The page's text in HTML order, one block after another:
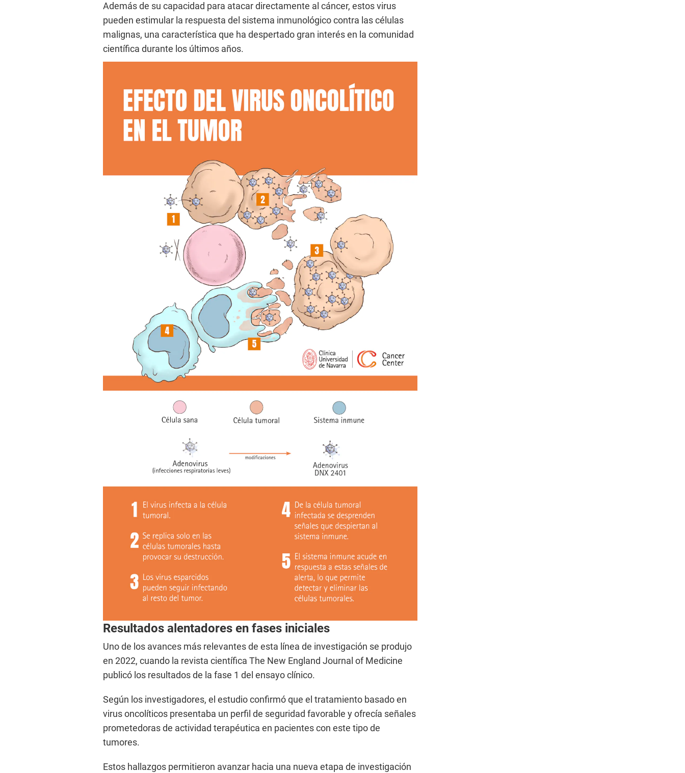
Además de su capacidad para atacar directamente al cáncer, estos virus
pueden estimular la respuesta del sistema inmunológico contra las células
malignas, una característica que ha despertado gran interés en la comunidad
científica durante los últimos años.
Resultados alentadores en fases iniciales
Uno de los avances más relevantes de esta línea de investigación se produjo
en 2022, cuando la revista científica The New England Journal of Medicine
publicó los resultados de la fase 1 del ensayo clínico.
Según los investigadores, el estudio confirmó que el tratamiento basado en
virus oncolíticos presentaba un perfil de seguridad favorable y ofrecía señales
prometedoras de actividad terapéutica en pacientes con este tipo de
tumores.
Estos hallazgos permitieron avanzar hacia una nueva etapa de investigación